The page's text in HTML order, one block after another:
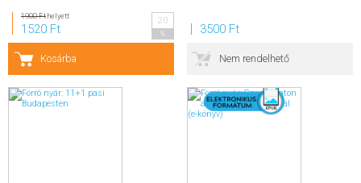
1900 Fthelyett
1520 Ft
20
Kosárba
3500 Ft
Nem rendelhető